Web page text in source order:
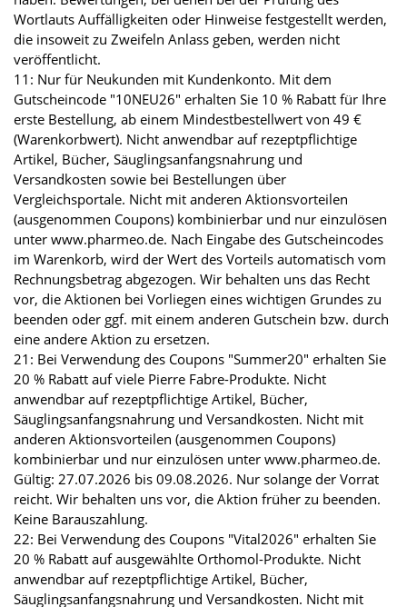
Wortlauts Auffälligkeiten oder Hinweise festgestellt werden,
die insoweit zu Zweifeln Anlass geben, werden nicht
veröffentlicht.
11: Nur für Neukunden mit Kundenkonto. Mit dem
Gutscheincode "10NEU26" erhalten Sie 10 % Rabatt für Ihre
erste Bestellung, ab einem Mindestbestellwert von 49 €
(Warenkorbwert). Nicht anwendbar auf rezeptpflichtige
Artikel, Bücher, Säuglingsanfangsnahrung und
Versandkosten sowie bei Bestellungen über
Vergleichsportale. Nicht mit anderen Aktionsvorteilen
(ausgenommen Coupons) kombinierbar und nur einzulösen
unter www.pharmeo.de. Nach Eingabe des Gutscheincodes
im Warenkorb, wird der Wert des Vorteils automatisch vom
Rechnungsbetrag abgezogen. Wir behalten uns das Recht
vor, die Aktionen bei Vorliegen eines wichtigen Grundes zu
beenden oder ggf. mit einem anderen Gutschein bzw. durch
eine andere Aktion zu ersetzen.
21: Bei Verwendung des Coupons "Summer20" erhalten Sie
20 % Rabatt auf viele Pierre Fabre-Produkte. Nicht
anwendbar auf rezeptpflichtige Artikel, Bücher,
Säuglingsanfangsnahrung und Versandkosten. Nicht mit
anderen Aktionsvorteilen (ausgenommen Coupons)
kombinierbar und nur einzulösen unter www.pharmeo.de.
Gültig: 27.07.2026 bis 09.08.2026. Nur solange der Vorrat
reicht. Wir behalten uns vor, die Aktion früher zu beenden.
Keine Barauszahlung.
22: Bei Verwendung des Coupons "Vital2026" erhalten Sie
20 % Rabatt auf ausgewählte Orthomol-Produkte. Nicht
anwendbar auf rezeptpflichtige Artikel, Bücher,
Säuglingsanfangsnahrung und Versandkosten. Nicht mit